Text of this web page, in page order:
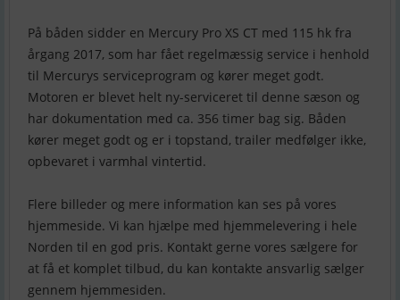
På båden sidder en Mercury Pro XS CT med 115 hk fra
årgang 2017, som har fået regelmæssig service i henhold
til Mercurys serviceprogram og kører meget godt.
Motoren er blevet helt ny-serviceret til denne sæson og
har dokumentation med ca. 356 timer bag sig. Båden
kører meget godt og er i topstand, trailer medfølger ikke,
opbevaret i varmhal vintertid.
Flere billeder og mere information kan ses på vores
hjemmeside. Vi kan hjælpe med hjemmelevering i hele
Norden til en god pris. Kontakt gerne vores sælgere for
at få et komplet tilbud, du kan kontakte ansvarlig sælger
gennem hjemmesiden.